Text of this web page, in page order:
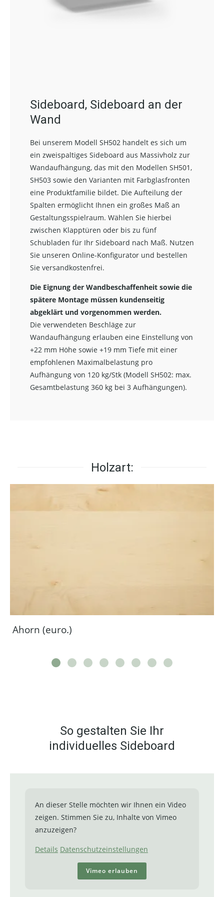
Sideboard, Sideboard an der
Wand
Bei unserem Modell SH502 handelt es sich um
ein zweispaltiges Sideboard aus Massivholz zur
Wandaufhängung, das mit den Modellen SH501,
SH503 sowie den Varianten mit Farbglasfronten
eine Produktfamilie bildet. Die Aufteilung der
Spalten ermöglicht Ihnen ein großes Maß an
Gestaltungsspielraum. Wählen Sie hierbei
zwischen Klapptüren oder bis zu fünf
Schubladen für Ihr Sideboard nach Maß. Nutzen
Sie unseren Online-Konfigurator und bestellen
Sie versandkostenfrei.
Die Eignung der Wandbeschaffenheit sowie die
spätere Montage müssen kundenseitig
abgeklärt und vorgenommen werden.
Die verwendeten Beschläge zur
Wandaufhängung erlauben eine Einstellung von
+22 mm Höhe sowie +19 mm Tiefe mit einer
empfohlenen Maximalbelastung pro
Aufhängung von 120 kg/Stk (Modell SH502: max.
Gesamtbelastung 360 kg bei 3 Aufhängungen).
Holzart:
Ahorn (euro.)
So gestalten Sie Ihr
individuelles Sideboard
An dieser Stelle möchten wir Ihnen ein Video
zeigen. Stimmen Sie zu, Inhalte von Vimeo
anzuzeigen?
Details Datenschutzeinstellungen
Vimeo erlauben